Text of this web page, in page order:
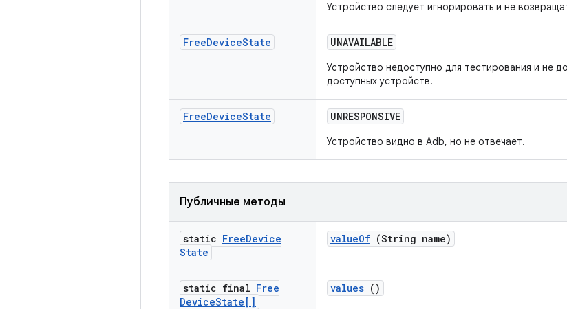
Устройство следует игнорировать и не
FreeDeviceState UNAVAILABLE
Устройство недоступно для тестирования и не
доступных устройств.
FreeDeviceState UNRESPONSIVE
Устройство видно в Adb, но не отвечает.
Публичные методы
static FreeDevice
State
valueOf (String name)
static final Free
DeviceState[]
values ()